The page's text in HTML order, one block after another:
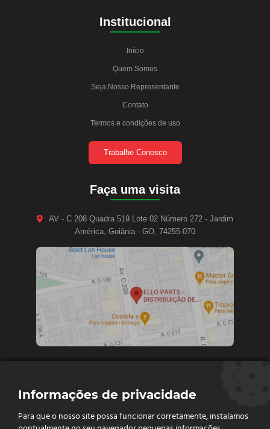
Institucional
Início
Quem Somos
Seja Nosso Representante
Contato
Termos e condições de uso
Trabalhe Conosco
Faça uma visita
AV - C 208 Quadra 519 Lote 02 Número 272 - Jardim
América, Goiânia - GO, 74255-070
Diretoria e vendas: (62) 9 9693-4273
Vendas e Financeiro: (62) 98261 - 0055
Informações de privacidade
Para que o nosso site possa funcionar corretamente, instalamos